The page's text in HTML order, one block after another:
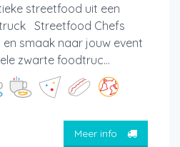
streetfood uit een
Streetfood Chefs
smaak naar jouw event
zwarte foodtruc...
Meer info